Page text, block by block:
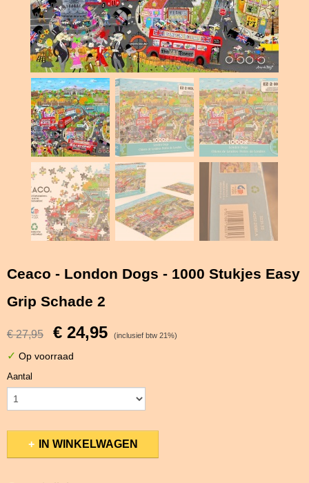
Ceaco - London Dogs - 1000 Stukjes Easy
Grip Schade 2
€ 27,95 € 24,95 (inclusief btw 21%)
✓ Op voorraad
Aantal
IN WINKELWAGEN